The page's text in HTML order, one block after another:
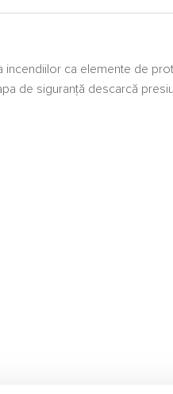
ca elemente de
de siguranță descarcă